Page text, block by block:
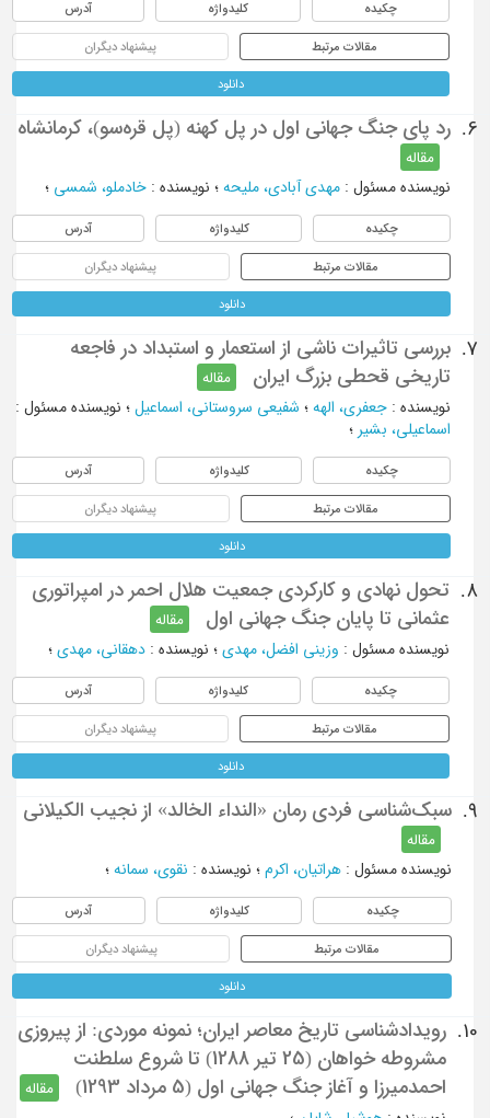
چکیده کلیدواژه آدرس
مقالات مرتبط پیشنهاد دیگران
دانلود
6. رد پای جنگ جهانی اول در پل کهنه (پل قره‌سو)، کرمانشاه
مقاله
نویسنده مسئول : مهدی ‌آبادی، ملیحه؛ نویسنده: خادملو، شمسی ؛
چکیده کلیدواژه آدرس
مقالات مرتبط پیشنهاد دیگران
دانلود
7.
بررسی تاثیرات ناشی از استعمار و استبداد در فاجعه
تاریخی قحطی بزرگ ایران
مقاله
نویسنده: جعفری، الهه؛ شفیعی سروستانی، اسماعیل ؛ نویسنده مسئول :
اسماعیلی، بشیر؛
چکیده کلیدواژه آدرس
مقالات مرتبط پیشنهاد دیگران
دانلود
8.
تحول نهادی و کارکردی جمعیت هلال احمر در امپراتوری
عثمانی تا پایان جنگ جهانی اول
مقاله
نویسنده مسئول : وزینی افضل، مهدی؛ نویسنده: دهقانی، مهدی؛
چکیده کلیدواژه آدرس
مقالات مرتبط پیشنهاد دیگران
دانلود
9. سبک‌شناسی فردی رمان «النداء الخالد» از نجیب الکیلانی
مقاله
نویسنده مسئول : هراتیان، اکرم؛ نویسنده: نقوی، سمانه؛
چکیده کلیدواژه آدرس
مقالات مرتبط پیشنهاد دیگران
دانلود
10.
رویدادشناسی تاریخ معاصر ایران؛ نمونه موردی: از پیروزی
مشروطه خواهان (25 تیر 1288) تا شروع سلطنت
احمدمیرزا و آغاز جنگ جهانی اول (5 مرداد 1293)
مقاله